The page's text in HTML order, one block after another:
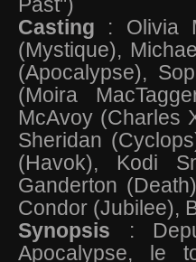
Casting : Olivia
(Mystique),
(Apocalypse),
(Moira
McAvoy (Charles
Sheridan
(Havok), Kodi
Ganderton
Condor (Jubilee),
Synopsis :
Apocalypse, le